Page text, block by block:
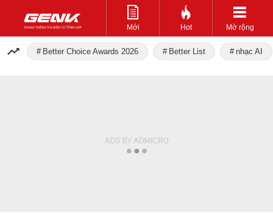
Mới Hot Mở rộng
Better Choice Awards 2026 Better List nhạc AI